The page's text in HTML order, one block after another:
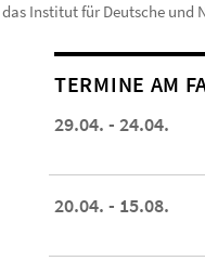
das Institut für Deutsche
TERMINE AM
29.04. - 24.04.
20.04. - 15.08.